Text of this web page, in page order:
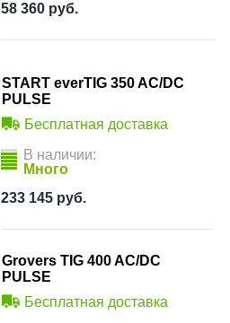
58 360 руб.
START everTIG 350 AC/DC
PULSE
Бесплатная доставка
В наличии:
Много
233 145 руб.
Grovers TIG 400 AC/DC
PULSE
Бесплатная доставка